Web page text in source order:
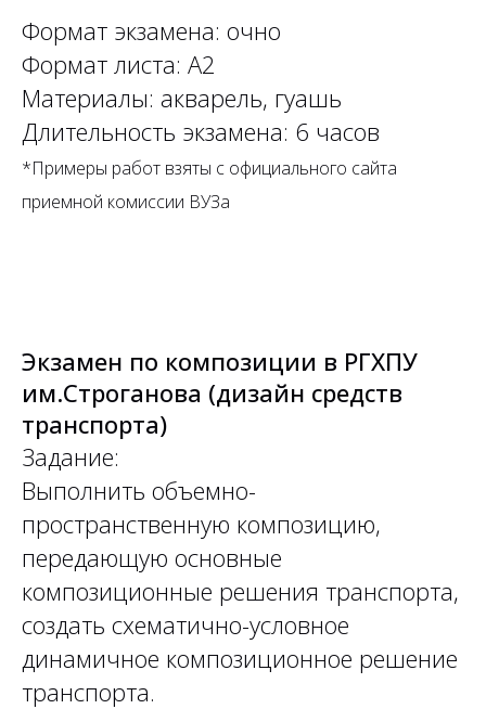
Формат экзамена: очно
Формат листа: А2
Материалы: акварель, гуашь
Длительность экзамена: 6 часов
*Примеры работ взяты с официального сайта
приемной комиссии ВУЗа
Экзамен по композиции в РГХПУ
им.Строганова (дизайн средств
транспорта)
Задание:
Выполнить объемно-
пространственную композицию,
передающую основные
композиционные решения транспорта,
создать схематично-условное
динамичное композиционное решение
транспорта.